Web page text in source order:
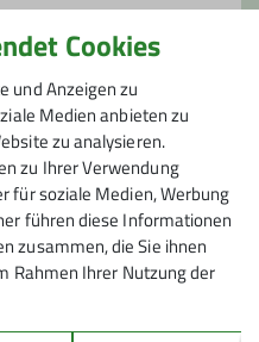
Fahrt 75 € je PKW
Cookies
und Anzeigen zu
Medien anbieten zu
zu analysieren.
zu Ihrer Verwendung
für soziale Medien, Werbung
führen diese Informationen
zusammen, die Sie ihnen
Rahmen Ihrer Nutzung der